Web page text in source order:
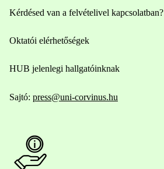
Kérdésed van a felvételivel kapcsolatban?
Oktatói elérhetőségek
HUB jelenlegi hallgatóinknak
Sajtó: press@uni-corvinus.hu